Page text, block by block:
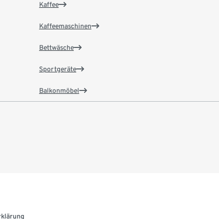
Kaffee
Kaffeemaschinen
Bettwäsche
Sportgeräte
Balkonmöbel